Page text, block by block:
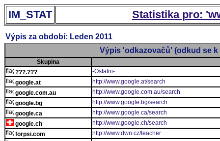
IM_STAT Statistika pro:
Výpis za období: Leden 2011
Výpis 'odkazovačů' (odkud se k
Skupina
???.???
-Ostatni-
google.at
http://www.google.at/search
google.com.au
http://www.google.com.au/search
google.bg
http://www.google.bg/search
google.ca
http://www.google.ca/search
google.ch
http://www.google.ch/search
forpsi.com
http://www.dwn.cz/teacher